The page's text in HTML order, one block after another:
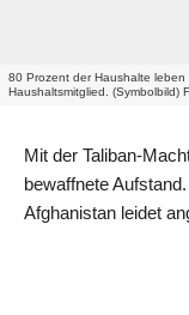
80 Prozent der Haushalte leben
Haushaltsmitglied. (Symbolbild)
Mit der Taliban-
bewaffnete
Afghanistan leidet